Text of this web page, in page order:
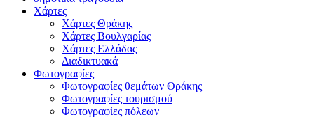
Χάρτες
Χάρτες Θράκης
Χάρτες Βουλγαρίας
Χάρτες Ελλάδας
Διαδικτυακά
Φωτογραφίες
Φωτογραφίες θεμάτων Θράκης
Φωτογραφίες τουρισμού
Φωτογραφίες πόλεων